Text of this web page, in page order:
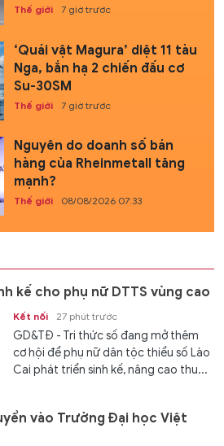
Thế giới 7 giờ trước
‘Quái vật Magura’ diệt 11 tàu
Nga, bắn hạ 2 chiến đấu cơ
Su-30SM
Thế giới 7 giờ trước
Nguyên do doanh số bán
hàng của Rheinmetall tăng
mạnh?
Thế giới 08/08/2026 07:33
kế cho phụ nữ DTTS vùng cao
Kết nối 27 phút trước
GD&TĐ - Tri thức số đang mở thêm
cơ hội để phụ nữ dân tộc thiểu số Lào
Cai phát triển sinh kế, nâng cao thu...
vào Trường Đại học Việt